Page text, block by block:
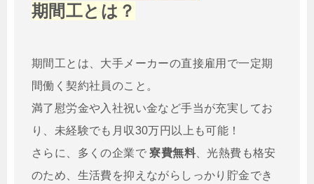
期間工とは？
期間工とは、大手メーカーの直接雇用で一定期
間働く契約社員のこと。
満了慰労金や入社祝い金など手当が充実してお
り、未経験でも月収30万円以上も可能！
さらに、多くの企業で寮費無料 、光熱費も格安
のため、生活費を抑えながらしっかり貯金でき